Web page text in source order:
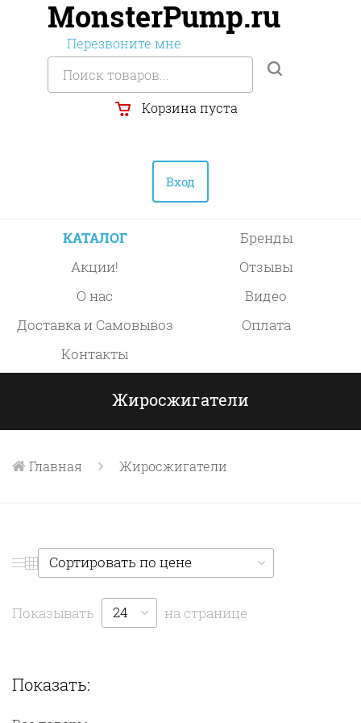
MonsterPump.ru
Перезвоните мне
Корзина пуста
Вход
КАТАЛОГ
Бренды
Акции!
Отзывы
О нас
Видео
Доставка и Самовывоз
Оплата
Контакты
Жиросжигатели
Главная Жиросжигатели
Сортировать по цене
Показывать 24 на странице
Показать: